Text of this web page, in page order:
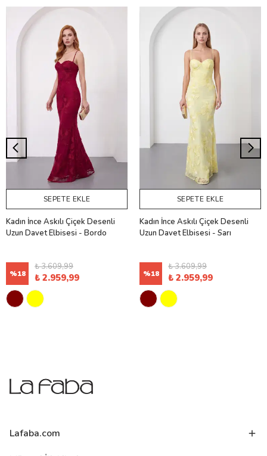
SEPETE EKLE
Kadın İnce Askılı Çiçek Desenli
Uzun Davet Elbisesi - Bordo
%18
₺ 3.609,99
₺ 2.959,99
SEPETE EKLE
Kadın İnce Askılı Çiçek Desenli
Uzun Davet Elbisesi - Sarı
%18
₺ 3.609,99
₺ 2.959,99
Lafaba.com